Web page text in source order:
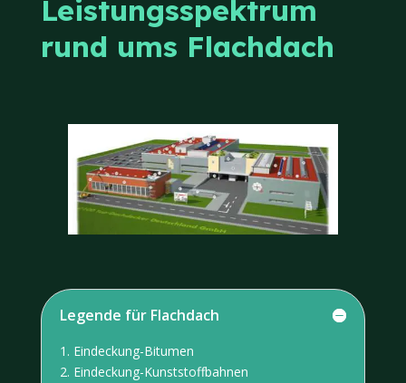
Leistungsspektrum
rund ums Flachdach
Legende für Flachdach
1. Eindeckung-Bitumen
2. Eindeckung-Kunststoffbahnen